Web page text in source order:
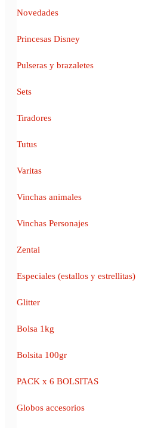
Novedades
Princesas Disney
Pulseras y brazaletes
Sets
Tiradores
Tutus
Varitas
Vinchas animales
Vinchas Personajes
Zentai
Especiales (estallos y estrellitas)
Glitter
Bolsa 1kg
Bolsita 100gr
PACK x 6 BOLSITAS
Globos accesorios